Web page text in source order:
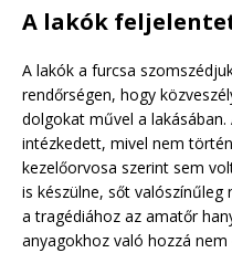
A lakók
A lakók a furcsa
rendőrségen, hogy
dolgokat művel a
intézkedett, mivel nem
kezelőorvosa szerint sem
is készülne, sőt
a tragédiához az amatőr
anyagokhoz való hozzá